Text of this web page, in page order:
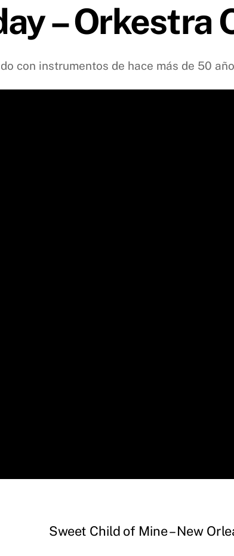
– Orkestra
con instrumentos de hace más de 50
Sweet Child of Mine – New